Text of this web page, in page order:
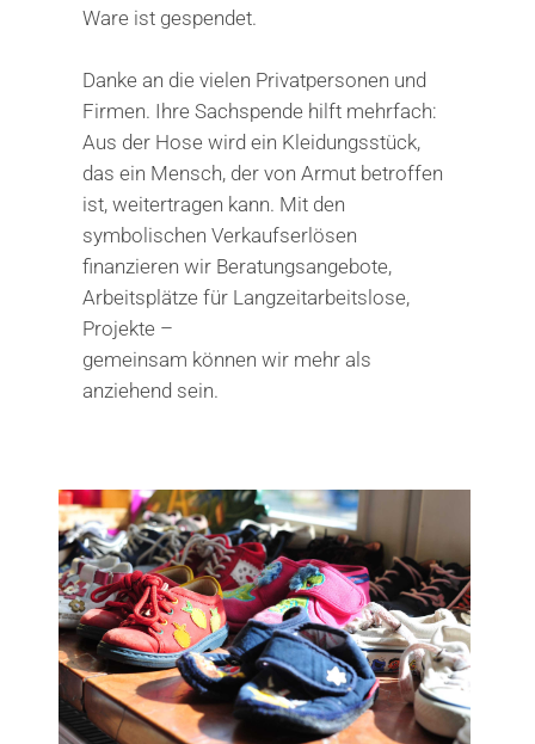
Ware ist gespendet.
Danke an die vielen Privatpersonen und
Firmen. Ihre Sachspende hilft mehrfach:
Aus der Hose wird ein Kleidungsstück,
das ein Mensch, der von Armut betroffen
ist, weitertragen kann. Mit den
symbolischen Verkaufserlösen
finanzieren wir Beratungsangebote,
Arbeitsplätze für Langzeitarbeitslose,
Projekte –
gemeinsam können wir mehr als
anziehend sein.